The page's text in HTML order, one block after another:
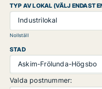
TYP AV LOKAL (VÄLJ ENDAST
Industrilokal
Nollställ
STAD
Askim-Frölunda-Högsbo
Valda postnummer: